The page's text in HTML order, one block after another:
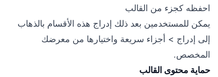
احفظه كجزء من القالب
يمكن للمستخدمين بعد ذلك إدراج هذه الأقسام بالذهاب
إلى إدراج > أجزاء سريعة واختيارها من معرضك
المخصص.
حماية محتوى القالب